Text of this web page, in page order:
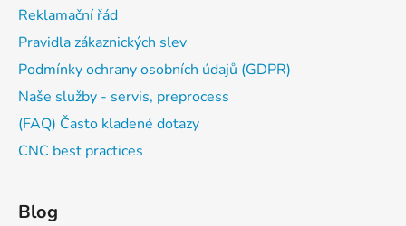
Reklamační řád
Pravidla zákaznických slev
Podmínky ochrany osobních údajů (GDPR)
Naše služby - servis, preprocess
(FAQ) Často kladené dotazy
CNC best practices
Blog